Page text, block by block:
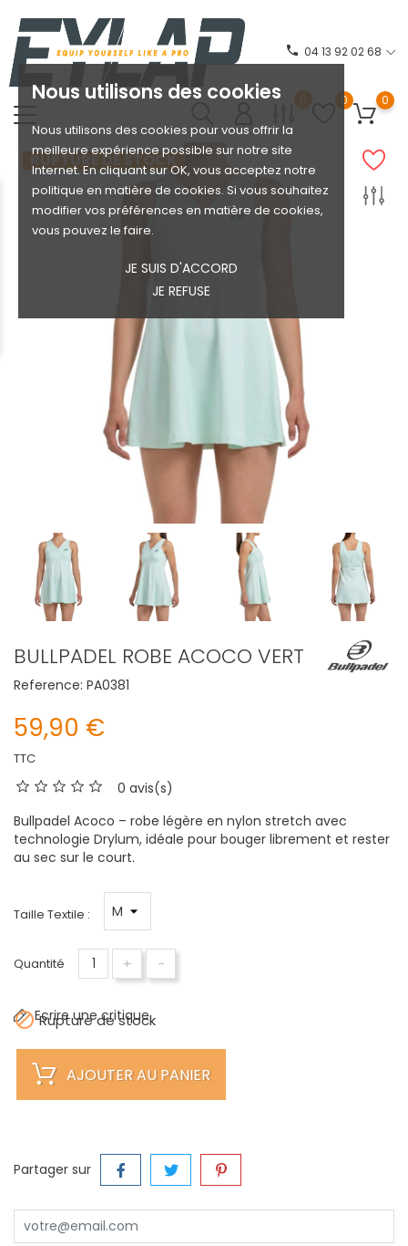
Nous utilisons des cookies
Nous utilisons des cookies pour vous offrir la
meilleure expérience possible sur notre site
Internet. En cliquant sur OK, vous acceptez notre
politique en matière de cookies. Si vous souhaitez
modifier vos préférences en matière de cookies,
vous pouvez le faire.
JE SUIS D'ACCORD
JE REFUSE
phone 04 13 92 02 68
0 0 0
RUPTURE DE STOCK
BULLPADEL ROBE ACOCO VERT
Reference: PA0381
59,90 €
TTC
0 avis(s)
Bullpadel Acoco – robe légère en nylon stretch avec
technologie Drylum, idéale pour bouger librement et rester
au sec sur le court.
Taille Textile :
Quantité + -
Ecrire une critique
Rupture de stock
AJOUTER AU PANIER
Partager sur